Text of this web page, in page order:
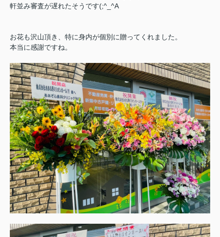
軒並み審査が遅れたそうです(;^_^A
お花も沢山頂き、特に身内が個別に贈ってくれました。
本当に感謝ですね。